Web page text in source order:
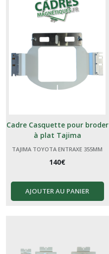
Cadre Casquette pour broder
à plat Tajima
TAJIMA TOYOTA ENTRAXE 355MM
140€
AJOUTER AU PANIER
Tajima
Toyota
Entraxe
406
résultats